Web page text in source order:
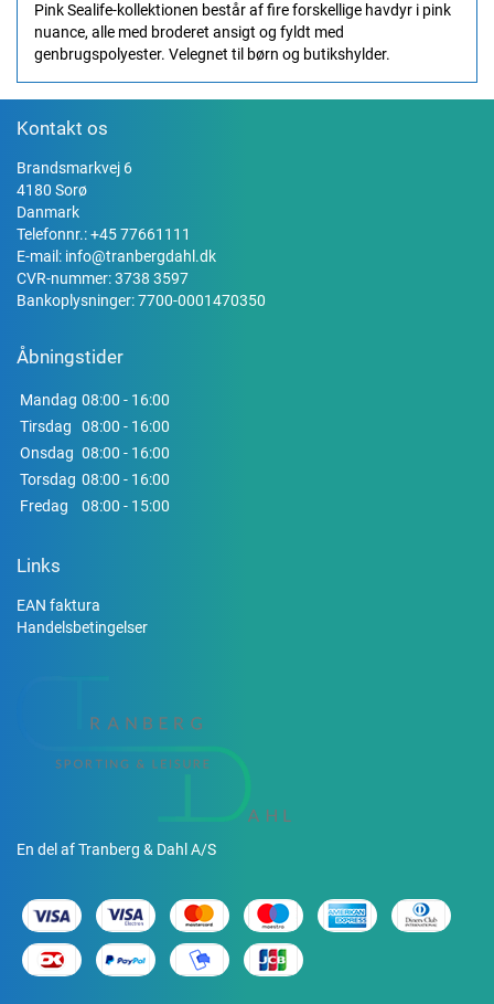
Pink Sealife-kollektionen består af fire forskellige havdyr i pink
nuance, alle med broderet ansigt og fyldt med
genbrugspolyester. Velegnet til børn og butikshylder.
Kontakt os
Brandsmarkvej 6
4180 Sorø
Danmark
Telefonnr.:+45 77661111
E-mail: info@tranbergdahl.dk
CVR-nummer: 3738 3597
Bankoplysninger: 7700-0001470350
Åbningstider
Mandag 08:00 - 16:00
Tirsdag
08:00 - 16:00
Onsdag 08:00 - 16:00
Torsdag 08:00 - 16:00
Fredag
08:00 - 15:00
Links
EAN faktura
Handelsbetingelser
En del af Tranberg & Dahl A/S